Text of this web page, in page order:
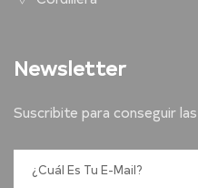
Newsletter
Suscribite para conseguir